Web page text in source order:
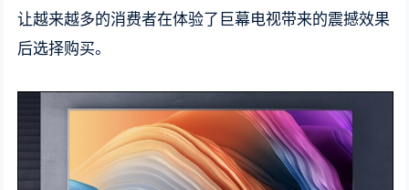
让越来越多的消费者在体验了巨幕电视带来的震撼效果
后选择购买。